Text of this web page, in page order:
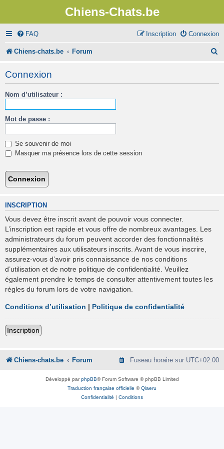
Chiens-Chats.be
FAQ Connexion
Inscription
Chiens-chats.be Forum
Connexion
Nom d’utilisateur :
Mot de passe :
Se souvenir de moi
Masquer ma présence lors de cette session
INSCRIPTION
Vous devez être inscrit avant de pouvoir vous connecter.
L’inscription est rapide et vous offre de nombreux avantages. Les
administrateurs du forum peuvent accorder des fonctionnalités
supplémentaires aux utilisateurs inscrits. Avant de vous inscrire,
assurez-vous d’avoir pris connaissance de nos conditions
d’utilisation et de notre politique de confidentialité. Veuillez
également prendre le temps de consulter attentivement toutes les
règles du forum lors de votre navigation.
Conditions d’utilisation | Politique de confidentialité
Inscription
Chiens-chats.be Forum Fuseau horaire sur UTC+02:00
Développé parphpBB® Forum Software © phpBB Limited
Traduction française officielle ©Qiaeru
Confidentialité | Conditions